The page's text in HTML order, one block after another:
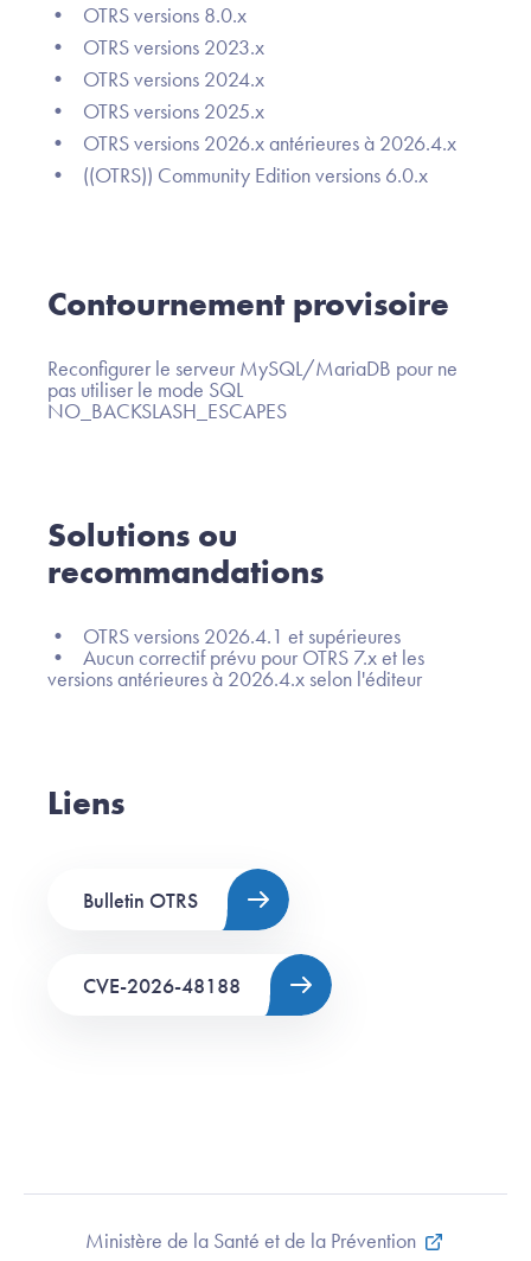
• OTRS versions 8.0.x
• OTRS versions 2023.x
• OTRS versions 2024.x
• OTRS versions 2025.x
• OTRS versions 2026.x antérieures à 2026.4.x
• ((OTRS)) Community Edition versions 6.0.x
Contournement provisoire
Reconfigurer le serveur MySQL/MariaDB pour ne
pas utiliser le mode SQL
NO_BACKSLASH_ESCAPES
Solutions ou
recommandations
• OTRS versions 2026.4.1 et supérieures
• Aucun correctif prévu pour OTRS 7.x et les
versions antérieures à 2026.4.x selon l'éditeur
Liens
Bulletin OTRS
CVE-2026-48188
Ministère de la Santé et de la Prévention